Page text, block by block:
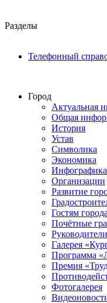
Разделы
Телефонный
Город
Актуальная
Общая
История
Устав
Символика
Экономика
Инфографика
Организации
Развитие
Гостям города
Почётные
Галерея
Программа
Премия
Фотогалерея